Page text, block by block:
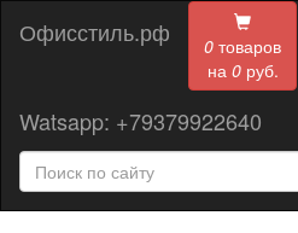
0 товаров
на 0руб.
Офисстиль.рф
Watsapp: +79379922640